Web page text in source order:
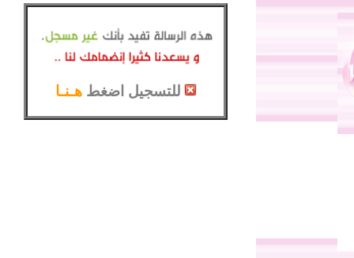
للتسجيل اضغط هـنـا